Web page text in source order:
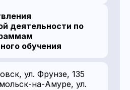
деятельности по
обучения
ул. Фрунзе, 135
на-Амуре, ул.